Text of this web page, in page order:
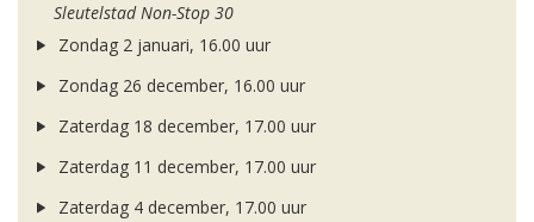
Sleutelstad Non-Stop 30
Zondag 2 januari, 16.00 uur
Zondag 26 december, 16.00 uur
Zaterdag 18 december, 17.00 uur
Zaterdag 11 december, 17.00 uur
Zaterdag 4 december, 17.00 uur